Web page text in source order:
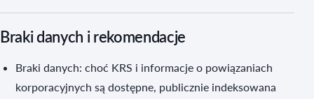
Braki danych i rekomendacje
Braki danych: choć KRS i informacje o powiązaniach
korporacyjnych są dostępne, publicznie indeksowana